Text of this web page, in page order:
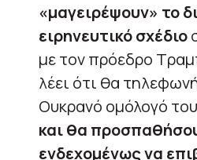
«μαγειρέψουν» το
ειρηνευτικό σχέδιο
με τον πρόεδρο
λέει ότι θα
Ουκρανό ομόλογό
και θα
ενδεχομένως να